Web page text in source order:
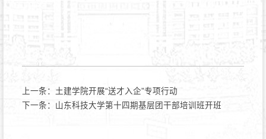
上一条： 土建学院开展“送才入企”专项行动
下一条： 山东科技大学第十四期基层团干部培训班开班